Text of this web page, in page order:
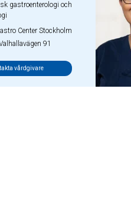
gastroenterologi och
Center Stockholm
91
vårdgivare